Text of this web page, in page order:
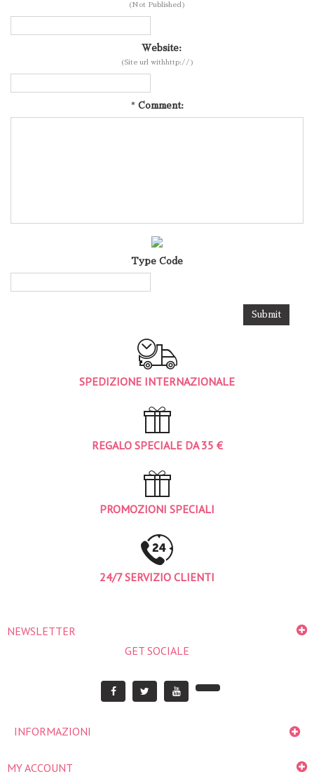
(Not Published)
Website:
(Site url withhttp://)
* Comment:
Type Code
SPEDIZIONE INTERNAZIONALE
REGALO SPECIALE DA 35 €
PROMOZIONI SPECIALI
24/7 SERVIZIO CLIENTI
NEWSLETTER
GET SOCIALE
INFORMAZIONI
MY ACCOUNT